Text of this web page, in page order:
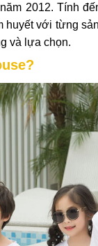
2012. Tính
với từng
và lựa chọn.